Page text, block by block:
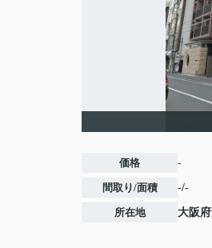
価格 -
間取り/面積 -/-
所在地 大阪府